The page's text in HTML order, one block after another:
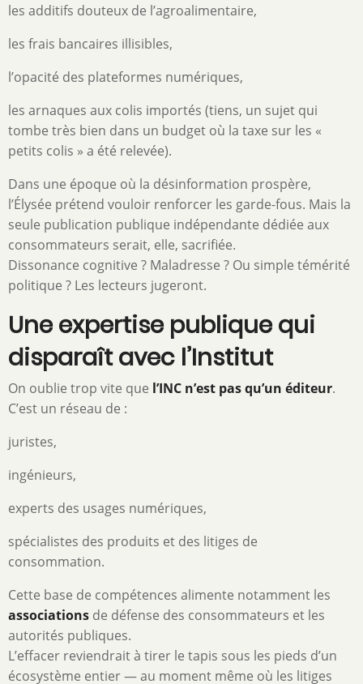
les additifs douteux de l’agroalimentaire,
les frais bancaires illisibles,
l’opacité des plateformes numériques,
les arnaques aux colis importés (tiens, un sujet qui
tombe très bien dans un budget où la taxe sur les «
petits colis » a été relevée).
Dans une époque où la désinformation prospère,
l’Élysée prétend vouloir renforcer les garde-fous. Mais la
seule publication publique indépendante dédiée aux
consommateurs serait, elle, sacrifiée.
Dissonance cognitive ? Maladresse ? Ou simple témérité
politique ? Les lecteurs jugeront.
Une expertise publique qui
disparaît avec l’Institut
On oublie trop vite que l’INC n’est pas qu’un éditeur.
C’est un réseau de :
juristes,
ingénieurs,
experts des usages numériques,
spécialistes des produits et des litiges de
consommation.
Cette base de compétences alimente notamment les
associations de défense des consommateurs et les
autorités publiques.
L’effacer reviendrait à tirer le tapis sous les pieds d’un
écosystème entier — au moment même où les litiges